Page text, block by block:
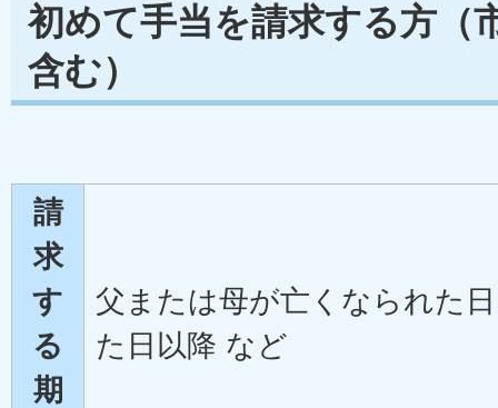
初めて手当を請求する方（
含む）
請
求
す
る
期
父または母が亡くなられた
た日以降 など